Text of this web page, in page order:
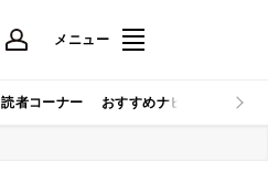
メニュー
読者コーナー おすすめナビ マイナビ